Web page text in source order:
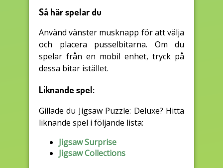
Så här spelar du
Använd vänster musknapp för att välja
och placera pusselbitarna. Om du
spelar från en mobil enhet, tryck på
dessa bitar istället.
Liknande spel:
Gillade du Jigsaw Puzzle: Deluxe? Hitta
liknande spel i följande lista:
Jigsaw Surprise
Jigsaw Collections